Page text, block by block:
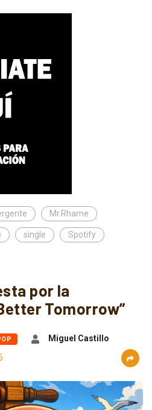
Mr.Rhame
single Spotify
por la
Tomorrow”
Miguel Castillo